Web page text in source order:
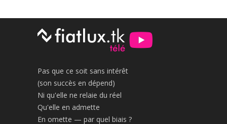
Pas que ce soit sans intérêt
(son succès en dépend)
Ni qu'elle ne relaie du réel
Qu'elle en admette
En omette — par quel biais ?